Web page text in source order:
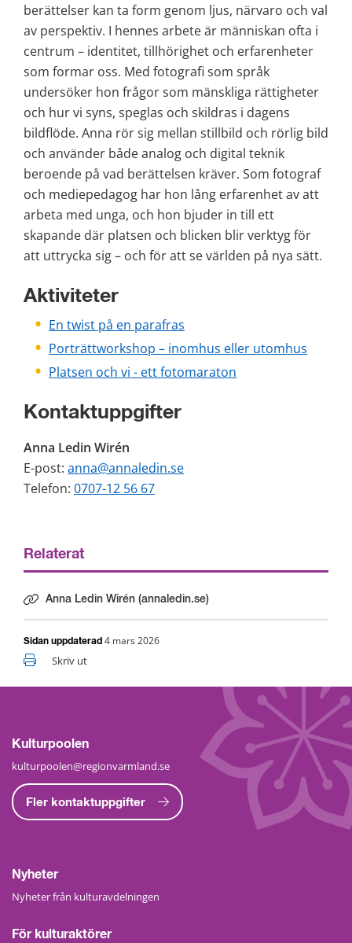
berättelser kan ta form genom ljus, närvaro och val
av perspektiv. I hennes arbete är människan ofta i
centrum – identitet, tillhörighet och erfarenheter
som formar oss. Med fotografi som språk
undersöker hon frågor som mänskliga rättigheter
och hur vi syns, speglas och skildras i dagens
bildflöde. Anna rör sig mellan stillbild och rörlig bild
och använder både analog och digital teknik
beroende på vad berättelsen kräver. Som fotograf
och mediepedagog har hon lång erfarenhet av att
arbeta med unga, och hon bjuder in till ett
skapande där platsen och blicken blir verktyg för
att uttrycka sig – och för att se världen på nya sätt.
Aktiviteter
En twist på en parafras
Porträttworkshop – inomhus eller utomhus
Platsen och vi - ett fotomaraton
Kontaktuppgifter
Anna Ledin Wirén
E-post: anna@annaledin.se
Telefon: 0707-12 56 67
Relaterat
Anna Ledin Wirén (annaledin.se)
Länk till annan webbplats.
Sidan uppdaterad 4 mars 2026
Skriv ut
Kulturpoolen
kulturpoolen@regionvarmland.se
Fler kontaktuppgifter
Nyheter
Nyheter från kulturavdelningen
För kulturaktörer